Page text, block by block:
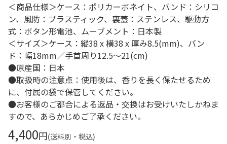
＜商品仕様＞ケース：ポリカーボネイト、バンド：シリコ
ン、風防：プラスティック、裏蓋：ステンレス、駆動方
式：ボタン形電池、ムーブメント：日本製
＜サイズ＞ケース：縦38 x 横38 x 厚み8.5(mm)、バン
ド：幅18mm／手首周り12.5～21(cm)
●原産国：日本
●取扱時の注意点：使用後は、香りを長く保たせるため
に、付属の袋で保管してください。
●お客様のご都合による返品・交換はお受けいたしかねま
すので、あらかじめご了承ください。
4,400円(送料別・税込)